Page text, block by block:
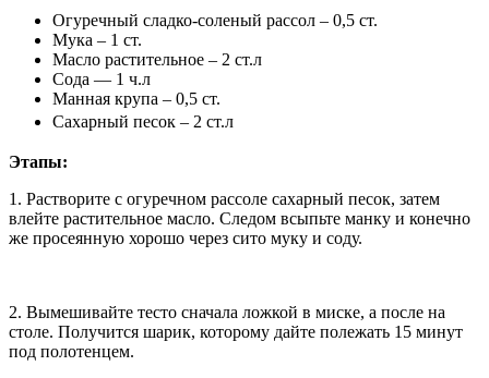
Огуречный сладко-соленый рассол – 0,5 ст.
Мука – 1 ст.
Масло растительное – 2 ст.л
Сода — 1 ч.л
Манная крупа – 0,5 ст.
Сахарный песок – 2 ст.л
Этапы:
1. Растворите с огуречном рассоле сахарный песок, затем
влейте растительное масло. Следом всыпьте манку и конечно
же просеянную хорошо через сито муку и соду.
2. Вымешивайте тесто сначала ложкой в миске, а после на
столе. Получится шарик, которому дайте полежать 15 минут
под полотенцем.